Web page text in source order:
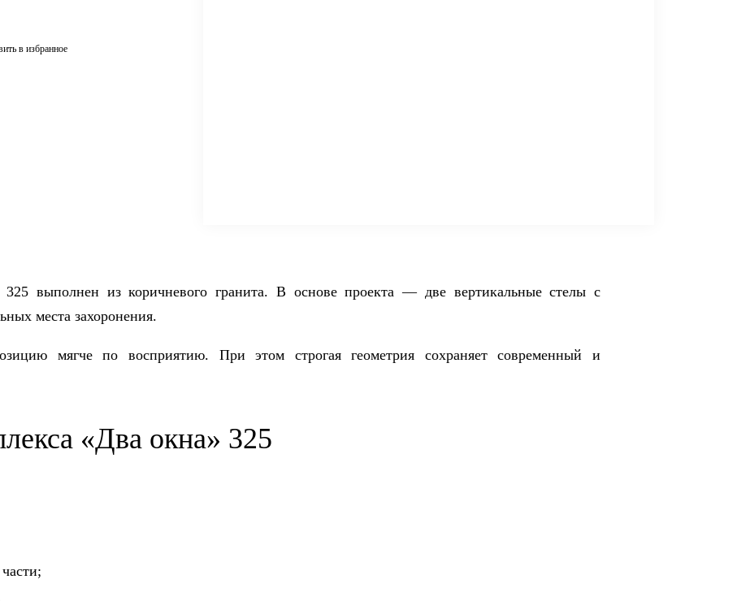
в избранное
выполнен из коричневого гранита. В основе проекта — две вертикальные стелы с
места захоронения.
мягче по восприятию. При этом строгая геометрия сохраняет современный и
«Два окна» 325